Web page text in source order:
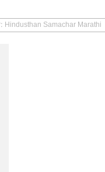
Hindusthan Samachar Marathi